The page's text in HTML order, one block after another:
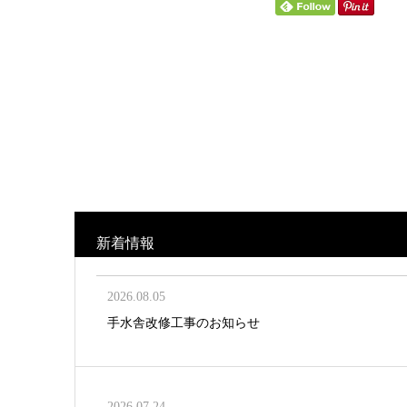
新着情報
2026.08.05
手水舎改修工事のお知らせ